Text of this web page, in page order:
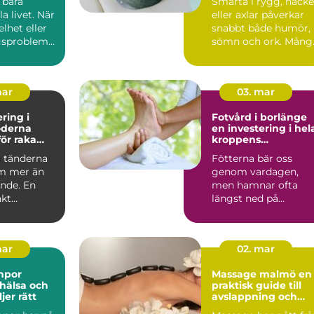
livet. När
eller
eller axlar påverkar
snabbt både humör,
sömn och ork.
i
raka
mer än
En
03. mar
Fotvård i borlänge
en investering i
kroppens
Fötterna bär oss
genom vardagen,
men hamnar ofta
längst ned på
Många väntar med...
och
rätt
02. mar
Massage malmö en
praktisk guide till
avslappning och